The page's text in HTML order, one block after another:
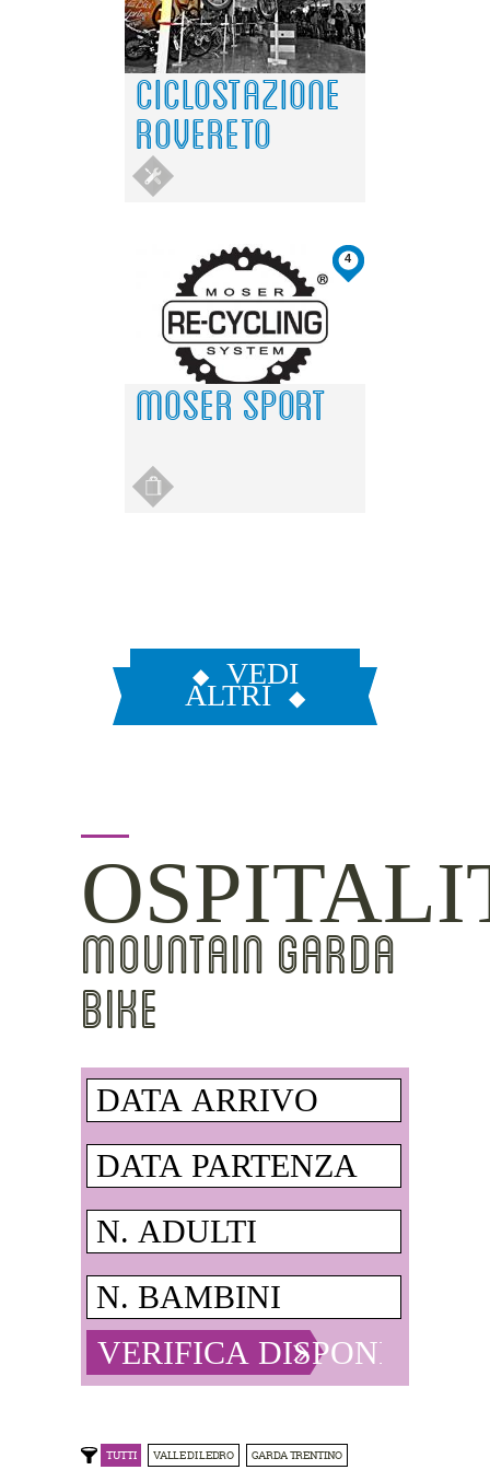
CICLOSTAZIONE
ROVERETO
4
MOSER SPORT
VEDI
ALTRI
MOUNTAIN GARDA
BIKE
TUTTI VALLE DI LEDRO GARDA TRENTINO